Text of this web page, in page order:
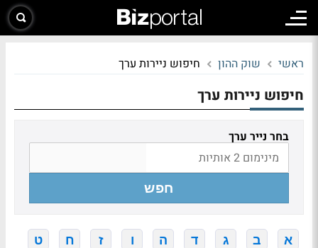
ראשי שוק ההון חיפוש ניירות ערך
חיפוש ניירות ערך
בחר נייר ערך
חפש
א ב ג ד ה ו ז ח ט